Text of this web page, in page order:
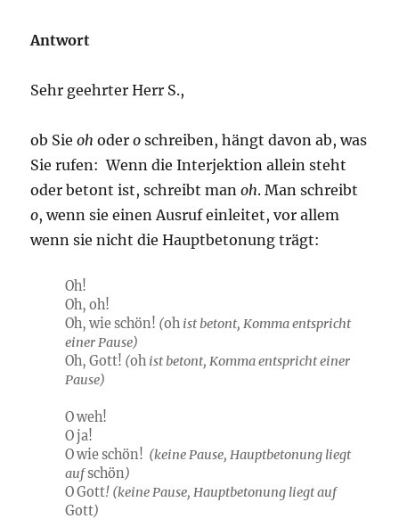
Antwort
Sehr geehrter Herr S.,
ob Sieoh odero schreiben, hängt davon ab, was
Sie rufen: Wenn die Interjektion allein steht
oder betont ist, schreibt manoh. Man schreibt
o, wenn sie einen Ausruf einleitet, vor allem
wenn sie nicht die Hauptbetonung trägt:
Oh!
Oh, oh!
Oh, wie schön! (ohist betont, Komma entspricht
einer Pause)
Oh, Gott! (ohist betont, Komma entspricht einer
Pause)
O weh!
O ja!
O wie schön! (keine Pause, Hauptbetonung liegt
aufschön)
O Gott! (keine Pause, Hauptbetonung liegt auf
Gott)